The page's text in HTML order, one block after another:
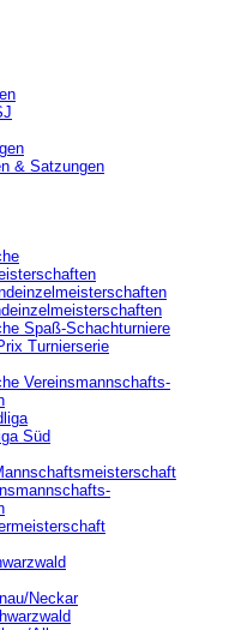
& Satzungen
Spaß-Schachturniere
Turnierserie
Vereinsmannschafts-
Süd
Neckar